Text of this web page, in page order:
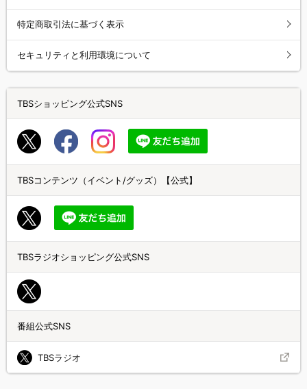
特定商取引法に基づく表示
セキュリティと利用環境について
TBSショッピング公式SNS
TBSコンテンツ（イベント/グッズ）【公式】
TBSラジオショッピング公式SNS
番組公式SNS
TBSラジオ